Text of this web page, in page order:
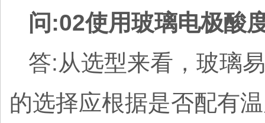
问:02使用玻璃电极酸
答:从选型来看，玻璃
的选择应根据是否配有